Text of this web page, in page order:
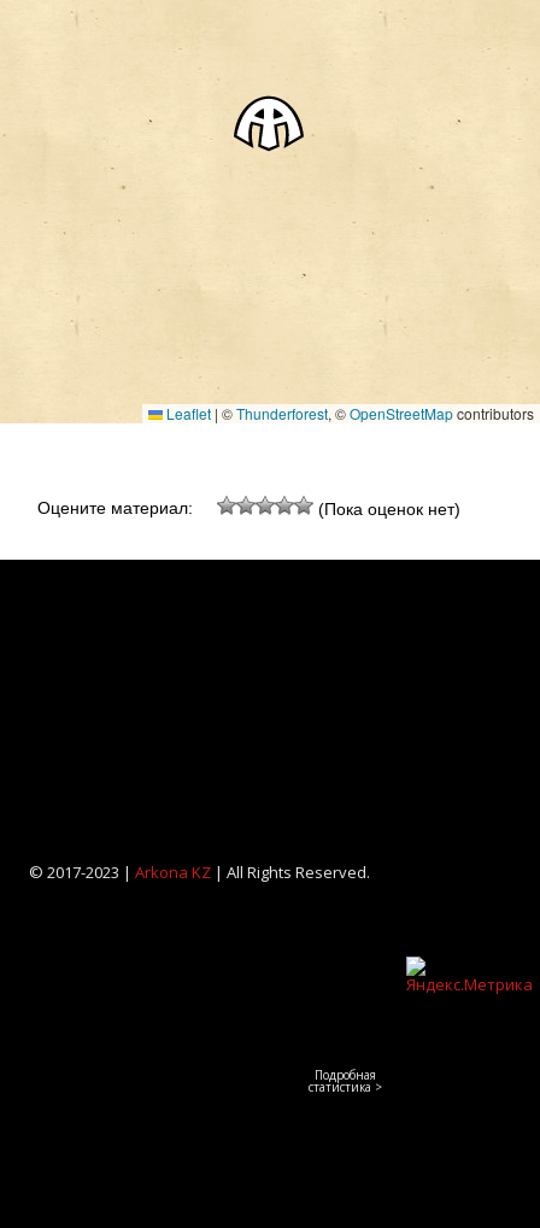
Leaflet | ©Thunderforest, ©OpenStreetMapcontributors
Оцените материал: (Пока оценок нет)
© 2017-2023 | Arkona KZ| All Rights Reserved.
Подробная
статистика >